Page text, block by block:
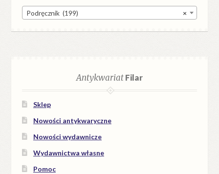
×
Podręcznik (199)
AntykwariatFilar
Sklep
Nowości antykwaryczne
Nowości wydawnicze
Wydawnictwa własne
Pomoc